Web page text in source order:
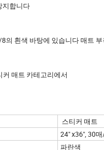
지합니다
의 흰색 바탕에 있습니다 매트
커 매트 카테고리에서
스티커 매트
24" x36", 30
파란색